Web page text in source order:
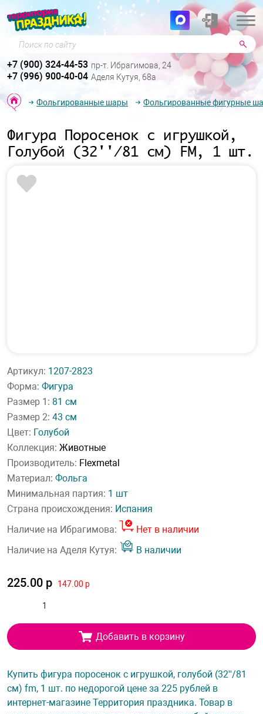
Поиск по сайту
+7 (900) 324-44-53 пр-т. Ибрагимова, 24
+7 (996) 900-40-04 Аделя Кутуя, 68а
Фольгированные шары Фольгированные фигурные
Фигура Поросенок с игрушкой,
Голубой (32''/81 см) FM, 1 шт.
Артикул: 1207-2823
Форма: Фигура
Размер 1: 81 см
Размер 2: 43 см
Цвет: Голубой
Коллекция: Животные
Производитель: Flexmetal
Материал: Фольга
Минимальная партия: 1 шт
Страна происхождения: Испания
Наличие на Ибрагимова:
Нет в наличии
Наличие на Аделя Кутуя:
В наличии
225.00 р 147.00 р
Добавить в корзину
Купить фигура поросенок с игрушкой, голубой (32''/81
см) fm, 1 шт. по недорогой цене за 225 рублей в
интернет-магазине Территория праздника. Товар в